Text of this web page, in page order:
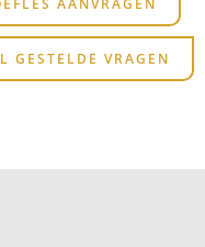
AANVRAGEN
GESTELDE VRAGEN